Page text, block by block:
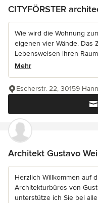
CITYFÖRSTER
Wie wird die Wohnung
eigenen vier Wände. Das
Lebensweisen ihren
Mehr
Escherstr. 22, 30159
Architekt Gustavo
Herzlich Willkommen auf
Architekturbüros von
unterstütze ich Sie bei